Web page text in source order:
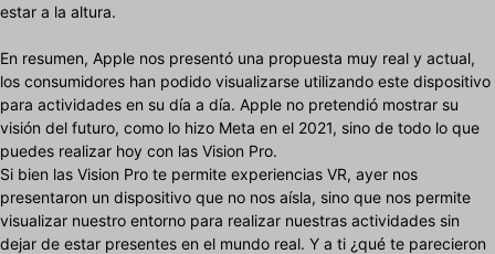
estar a la altura.
En resumen, Apple nos presentó una propuesta muy real y actual,
los consumidores han podido visualizarse utilizando este dispositivo
para actividades en su día a día. Apple no pretendió mostrar su
visión del futuro, como lo hizo Meta en el 2021, sino de todo lo que
puedes realizar hoy con las Vision Pro.
Si bien las Vision Pro te permite experiencias VR, ayer nos
presentaron un dispositivo que no nos aísla, sino que nos permite
visualizar nuestro entorno para realizar nuestras actividades sin
dejar de estar presentes en el mundo real. Y a ti ¿qué te parecieron